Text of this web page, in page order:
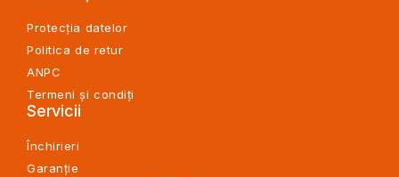
Protecția datelor
Politica de retur
ANPC
Termeni și condiți
Servicii
Închirieri
Garanție